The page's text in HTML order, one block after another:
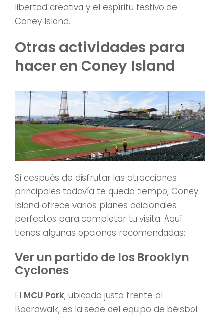
libertad creativa y el espíritu festivo de
Coney Island.
Otras actividades para
hacer en Coney Island
Si después de disfrutar las atracciones
principales todavía te queda tiempo, Coney
Island ofrece varios planes adicionales
perfectos para completar tu visita. Aquí
tienes algunas opciones recomendadas:
Ver un partido de los Brooklyn
Cyclones
El MCU Park, ubicado justo frente al
Boardwalk, es la sede del equipo de béisbol